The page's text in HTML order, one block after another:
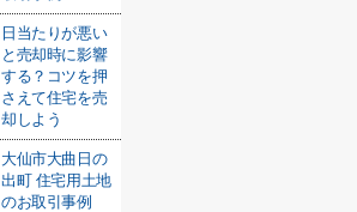
日当たりが悪い
と売却時に影響
する？コツを押
さえて住宅を売
却しよう
大仙市大曲日の
出町 住宅用土地
のお取引事例